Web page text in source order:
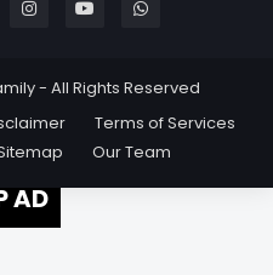
- All Rights Reserved
Terms of Services
Our Team
AD